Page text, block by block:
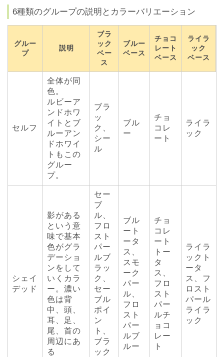
6種類のグループの説明とカラーバリエーション
グルー
プ
説明
ブラ
ック
ベー
ス
ブルー
ベース
チョコ
レート
ベース
ライラ
ック
ベース
セルフ
全体が同
色。
ルビーア
ンドホワ
イトとブ
ルーアン
ドホワイ
トもこの
グルー
プ。
ブラ
ッ
ク、
シー
ル
ブル
ー
チョ
コレ
ート
ライラ
ック
シェイ
デッド
影がある
という意
味で基本
色がグラ
デーショ
ンをして
いくカラ
ー。濃い
色は背
中、頭、
耳、足、
尾、首の
周辺にあ
る
セー
ブ
ル、
フロ
スト
パー
ルブ
ラッ
ク、
セー
ブル
ポイ
ン
ト、
ブラ
ック
ブル
ート
ータ
ス、
スモ
ーク
パー
ル、
フロ
スト
パー
ルブ
ルー
チョ
コレ
ート
トー
タ
ス、
フロ
スト
パー
ルチ
ョコ
レー
ト
ライラ
ックト
ータ
ス、フ
ロスト
パール
ライラ
ック